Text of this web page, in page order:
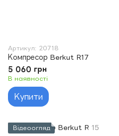
Артикул: 20718
Компресор Berkut R17
5 060 грн
В наявності
Купити
Відеоогляд